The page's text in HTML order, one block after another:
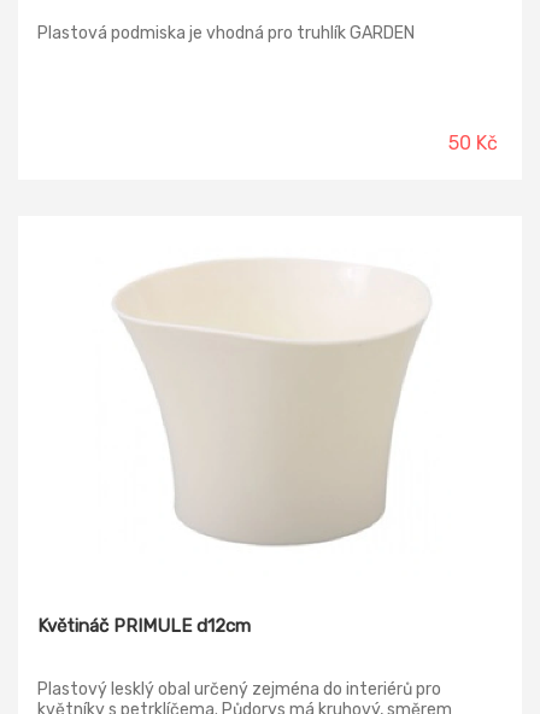
Plastová podmiska je vhodná pro truhlík GARDEN
50 Kč
Květináč PRIMULE d12cm
Plastový lesklý obal určený zejména do interiérů pro